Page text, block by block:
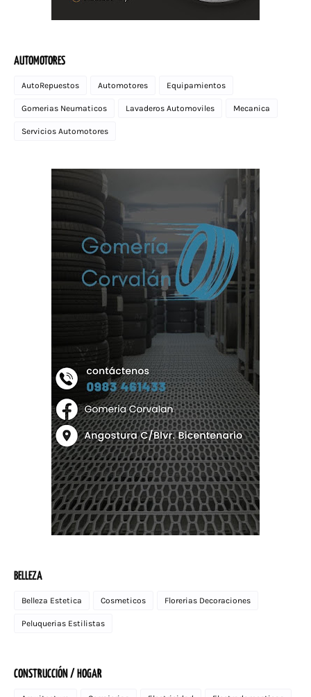
AUTOMOTORES
AutoRepuestos Automotores Equipamientos
Gomerias Neumaticos Lavaderos Automoviles Mecanica
Servicios Automotores
BELLEZA
Belleza Estetica Cosmeticos Florerias Decoraciones
Peluquerias Estilistas
CONSTRUCCIÓN / HOGAR